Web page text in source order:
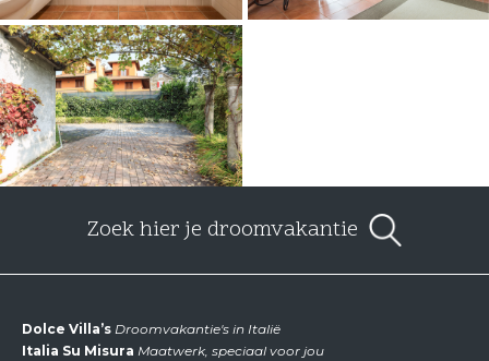
Zoek hier je droomvakantie
Dolce Villa’s Droomvakantie's in Italië
Italia Su Misura Maatwerk, speciaal voor jou